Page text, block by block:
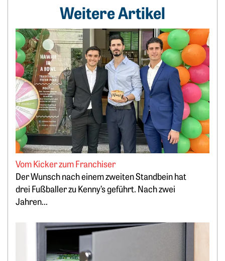
Weitere Artikel
Vom Kicker zum Franchiser
Der Wunsch nach einem zweiten Standbein hat
drei Fußballer zu Kenny’s geführt. Nach zwei
Jahren...
Weiterlesen: Vom Kicker zum Franchiser
Weiterlesen: Lukrativ Geld parken